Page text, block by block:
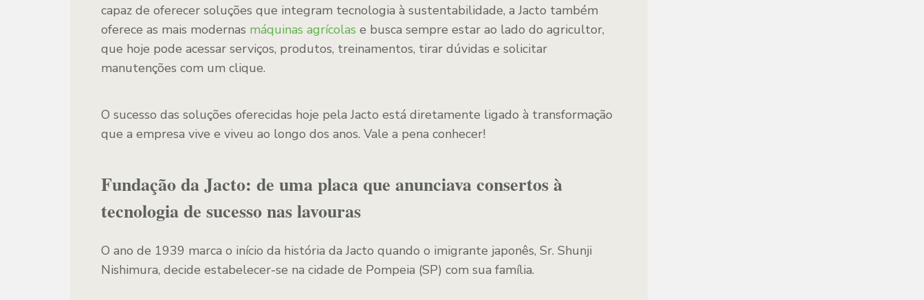
capaz de oferecer soluções que integram tecnologia à sustentabilidade, a Jacto também
oferece as mais modernas máquinas agrícolas e busca sempre estar ao lado do agricultor,
que hoje pode acessar serviços, produtos, treinamentos, tirar dúvidas e solicitar
manutenções com um clique.
O sucesso das soluções oferecidas hoje pela Jacto está diretamente ligado à transformação
que a empresa vive e viveu ao longo dos anos. Vale a pena conhecer!
Fundação da Jacto: de uma placa que anunciava consertos à
tecnologia de sucesso nas lavouras
O ano de 1939 marca o início da história da Jacto quando o imigrante japonês, Sr. Shunji
Nishimura, decide estabelecer-se na cidade de Pompeia (SP) com sua família.